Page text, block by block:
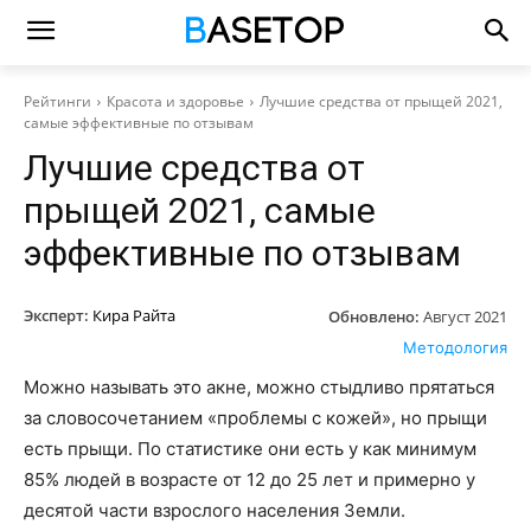
Рейтинги Красота и здоровье
Лучшие средства от прыщей 2021,
самые эффективные по отзывам
Лучшие средства от
прыщей 2021, самые
эффективные по отзывам
Эксперт: Кира Райта Обновлено: Август 2021
Методология
Можно называть это акне, можно стыдливо прятаться
за словосочетанием «проблемы с кожей», но прыщи
есть прыщи. По статистике они есть у как минимум
85% людей в возрасте от 12 до 25 лет и примерно у
десятой части взрослого населения Земли.